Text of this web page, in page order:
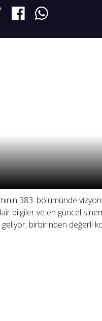
383. bölümünde
bilgiler ve en güncel
birbirinden değerli